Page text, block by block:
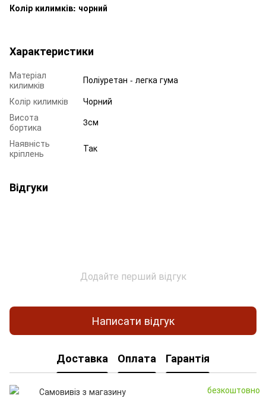
Колір килимків: чорний
Характеристики
Матеріал
килимків
Поліуретан - легка гума
Колір килимків
Чорний
Висота
бортика
3см
Наявність
кріплень
Так
Відгуки
Додайте перший відгук
Написати відгук
Доставка Оплата Гарантія
Самовивіз з магазину
безкоштовно